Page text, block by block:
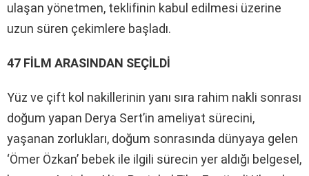
ulaşan yönetmen, teklifinin kabul edilmesi üzerine
uzun süren çekimlere başladı.
47 FİLM ARASINDAN SEÇİLDİ
Yüz ve çift kol nakillerinin yanı sıra rahim nakli sonrası
doğum yapan Derya Sert’in ameliyat sürecini,
yaşanan zorlukları, doğum sonrasında dünyaya gelen
‘Ömer Özkan’ bebek ile ilgili sürecin yer aldığı belgesel,